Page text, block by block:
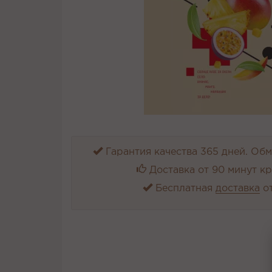
Гарантия качества 365 дней.
Доставка от 90 минут
Бесплатная доставка